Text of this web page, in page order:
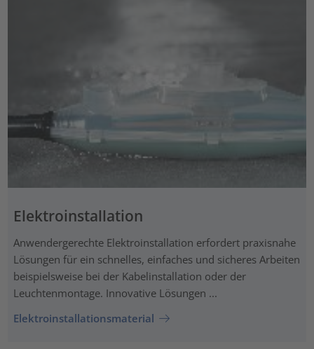
Elektroinstallation
Anwendergerechte Elektroinstallation erfordert praxisnahe
Lösungen für ein schnelles, einfaches und sicheres Arbeiten
beispielsweise bei der Kabelinstallation oder der
Leuchtenmontage. Innovative Lösungen ...
Elektroinstallationsmaterial